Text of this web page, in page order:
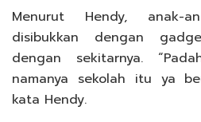
Menurut Hendy, anak-
disibukkan dengan
dengan sekitarnya.
namanya sekolah itu ya
kata Hendy.